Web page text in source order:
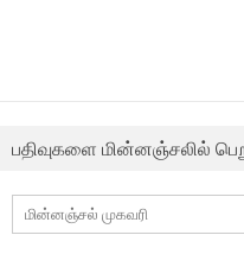
பதிவுகளை மின்னஞ்சலில்
மின்னஞ்சல்
முகவரி